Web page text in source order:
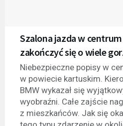
Szalona jazda w
zakończyć się o wiele
Niebezpieczne popisy w
w powiecie kartuskim.
BMW wykazał się
wyobraźni. Całe zajście
z mieszkańców. Jak się